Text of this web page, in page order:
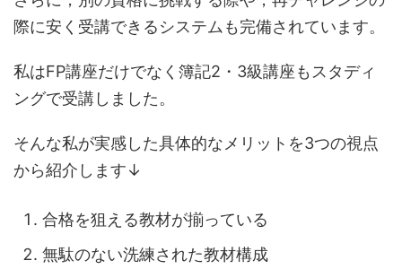
際に安く受講できるシステムも完備されています。
私はFP講座だけでなく簿記2・3級講座もスタディ
ングで受講しました。
そんな私が実感した具体的なメリットを3つの視点
から紹介します↓
合格を狙える教材が揃っている
無駄のない洗練された教材構成